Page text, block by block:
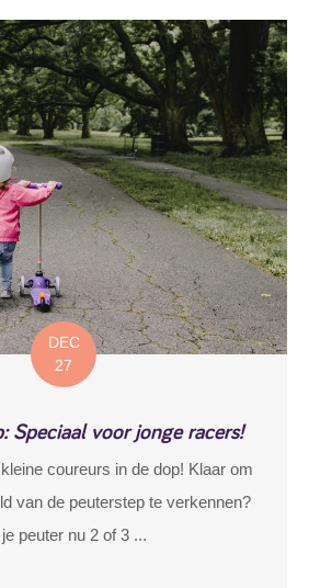
DEC
27
Speciaal voor jonge racers!
coureurs in de dop! Klaar om
van de peuterstep te verkennen?
peuter nu 2 of 3 ...